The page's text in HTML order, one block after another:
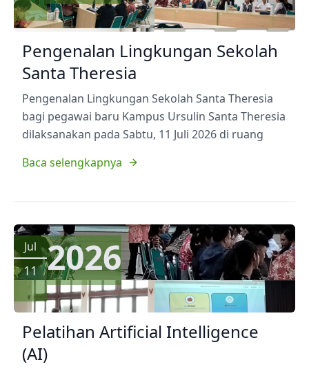
Pengenalan Lingkungan Sekolah
Santa Theresia
Pengenalan Lingkungan Sekolah Santa Theresia
bagi pegawai baru Kampus Ursulin Santa Theresia
dilaksanakan pada Sabtu, 11 Juli 2026 di ruang
Baca selengkapnya
Jul
11 2026
Pelatihan Artificial Intelligence
(AI)